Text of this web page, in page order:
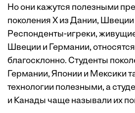
Но они кажутся полезными
поколения Х из Дании,
Респонденты-игреки,
Швеции и Германии,
благосклонно. Студенты
Германии, Японии и Мексики
технологии полезными, а
и Канады чаще называли их